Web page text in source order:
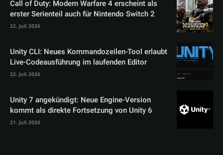
Call of Duty: Modern Warfare 4 erscheint als
erster Serienteil auch für Nintendo Switch 2
22. Juli 2026
Unity CLI: Neues Kommandozeilen-Tool erlaubt
Live-Codeausführung im laufenden Editor
22. Juli 2026
Unity 7 angekündigt: Neue Engine-Version
kommt als direkte Fortsetzung von Unity 6
21. Juli 2026